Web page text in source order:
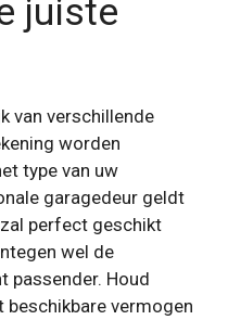
juiste
van verschillende
worden
type van uw
garagedeur geldt
zal perfect geschikt
wel de
passender. Houd
beschikbare vermogen